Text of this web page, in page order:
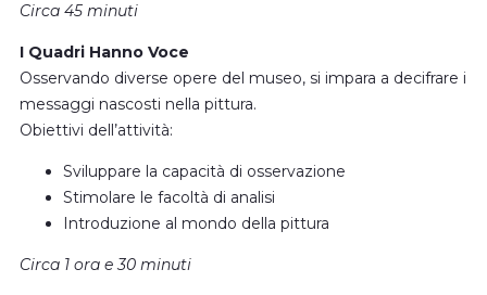
Circa 45 minuti
I Quadri Hanno Voce
Osservando diverse opere del museo, si impara a decifrare i
messaggi nascosti nella pittura.
Obiettivi dell’attività:
Sviluppare la capacità di osservazione
Stimolare le facoltà di analisi
Introduzione al mondo della pittura
Circa 1 ora e 30 minuti